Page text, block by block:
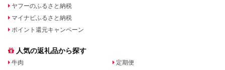
ヤフーのふるさと納税
マイナビふるさと納税
ポイント還元キャンペーン
人気の返礼品から探す
牛肉
定期便